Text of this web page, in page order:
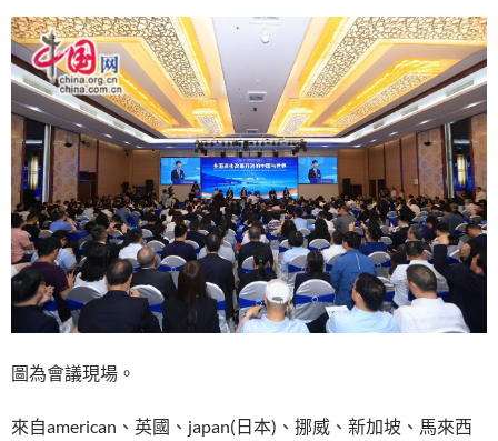
圖為會議現場。
來自american、英國、japan(日本)、挪威、新加坡、馬來西